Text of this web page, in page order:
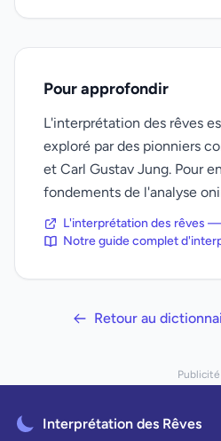
Pour approfondir
L'interprétation des rêves
exploré par des pionniers
et Carl Gustav Jung. Pour
fondements de l'analyse
L'interprétation des rêves
Notre guide complet
Retour au
Publicité
Interprétation des Rêves